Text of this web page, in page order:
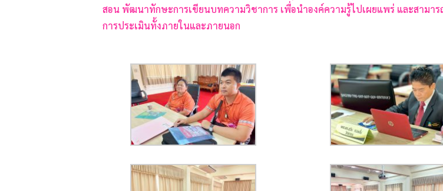
สอน พัฒนาทักษะการเขียนบทความวิชาการ เพื่อนำองค์ความรู้ไปเผยแพร่ และสามา
การประเมินทั้งภายในและภายนอก